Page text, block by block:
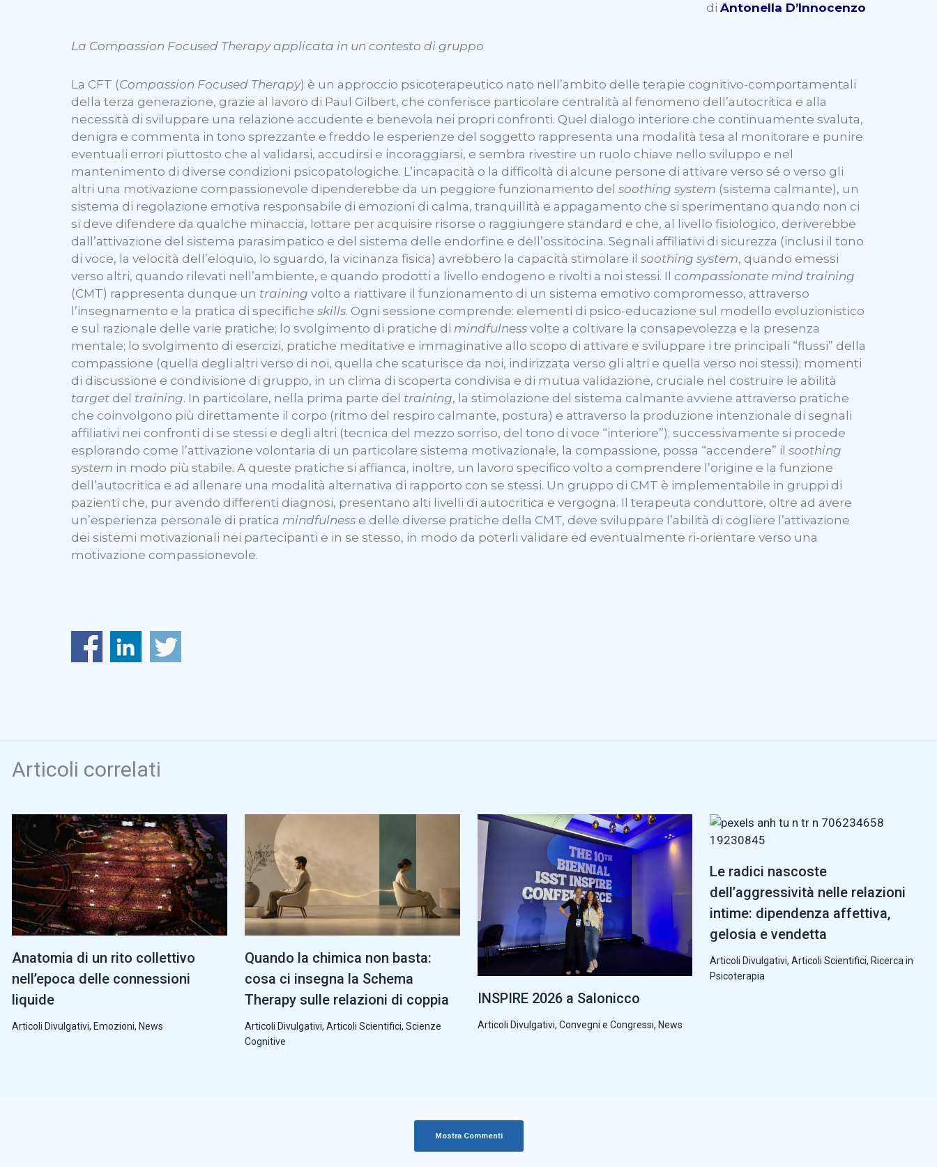
di Antonella D’Innocenzo
La Compassion Focused Therapy applicata in un contesto di gruppo
La CFT (Compassion Focused Therapy) è un approccio psicoterapeutico nato nell’ambito delle terapie cognitivo-comportamentali
della terza generazione, grazie al lavoro di Paul Gilbert, che conferisce particolare centralità al fenomeno dell’autocritica e alla
necessità di sviluppare una relazione accudente e benevola nei propri confronti. Quel dialogo interiore che continuamente svaluta,
denigra e commenta in tono sprezzante e freddo le esperienze del soggetto rappresenta una modalità tesa al monitorare e punire
eventuali errori piuttosto che al validarsi, accudirsi e incoraggiarsi, e sembra rivestire un ruolo chiave nello sviluppo e nel
mantenimento di diverse condizioni psicopatologiche. L’incapacità o la difficoltà di alcune persone di attivare verso sé o verso gli
altri una motivazione compassionevole dipenderebbe da un peggiore funzionamento del soothing system (sistema calmante), un
sistema di regolazione emotiva responsabile di emozioni di calma, tranquillità e appagamento che si sperimentano quando non ci
si deve difendere da qualche minaccia, lottare per acquisire risorse o raggiungere standard e che, al livello fisiologico, deriverebbe
dall’attivazione del sistema parasimpatico e del sistema delle endorfine e dell’ossitocina. Segnali affiliativi di sicurezza (inclusi il tono
di voce, la velocità dell’eloquio, lo sguardo, la vicinanza fisica) avrebbero la capacità stimolare il soothing system, quando emessi
verso altri, quando rilevati nell’ambiente, e quando prodotti a livello endogeno e rivolti a noi stessi. Il compassionate mind training
(CMT) rappresenta dunque un training volto a riattivare il funzionamento di un sistema emotivo compromesso, attraverso
l’insegnamento e la pratica di specifiche skills. Ogni sessione comprende: elementi di psico-educazione sul modello evoluzionistico
e sul razionale delle varie pratiche; lo svolgimento di pratiche di mindfulness volte a coltivare la consapevolezza e la presenza
mentale; lo svolgimento di esercizi, pratiche meditative e immaginative allo scopo di attivare e sviluppare i tre principali “flussi” della
compassione (quella degli altri verso di noi, quella che scaturisce da noi, indirizzata verso gli altri e quella verso noi stessi); momenti
di discussione e condivisione di gruppo, in un clima di scoperta condivisa e di mutua validazione, cruciale nel costruire le abilità
target del training. In particolare, nella prima parte del training, la stimolazione del sistema calmante avviene attraverso pratiche
che coinvolgono più direttamente il corpo (ritmo del respiro calmante, postura) e attraverso la produzione intenzionale di segnali
affiliativi nei confronti di se stessi e degli altri (tecnica del mezzo sorriso, del tono di voce “interiore”); successivamente si procede
esplorando come l’attivazione volontaria di un particolare sistema motivazionale, la compassione, possa “accendere” il soothing
system in modo più stabile. A queste pratiche si affianca, inoltre, un lavoro specifico volto a comprendere l’origine e la funzione
dell’autocritica e ad allenare una modalità alternativa di rapporto con se stessi. Un gruppo di CMT è implementabile in gruppi di
pazienti che, pur avendo differenti diagnosi, presentano alti livelli di autocritica e vergogna. Il terapeuta conduttore, oltre ad avere
un’esperienza personale di pratica mindfulness e delle diverse pratiche della CMT, deve sviluppare l’abilità di cogliere l’attivazione
dei sistemi motivazionali nei partecipanti e in se stesso, in modo da poterli validare ed eventualmente ri-orientare verso una
motivazione compassionevole.
Articoli correlati
Anatomia di un rito collettivo
nell’epoca delle connessioni
liquide
Articoli Divulgativi, Emozioni, News
Quando la chimica non basta:
cosa ci insegna la Schema
Therapy sulle relazioni di coppia
Articoli Divulgativi, Articoli Scientifici, Scienze
Cognitive
INSPIRE 2026 a Salonicco
Articoli Divulgativi, Convegni e Congressi, News
Le radici nascoste
dell’aggressività nelle relazioni
intime: dipendenza affettiva,
gelosia e vendetta
Articoli Divulgativi,Articoli Scientifici, Ricerca in
Psicoterapia
Mostra Commenti